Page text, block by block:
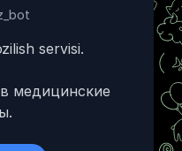
servisi.
медицинские